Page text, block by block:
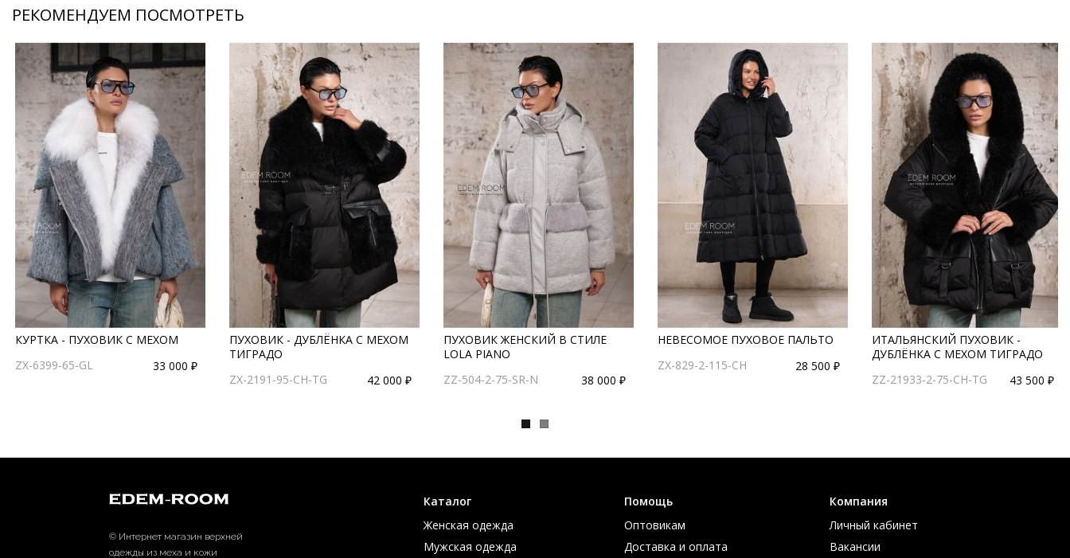
РЕКОМЕНДУЕМ ПОСМОТРЕТЬ
КУРТКА - ПУХОВИК С МЕХОМ
ZX-6399-65-GL
33 000 ₽
ПУХОВИК - ДУБЛЁНКА С МЕХОМ
ТИГРАДО
ZX-2191-95-CH-TG
42 000 ₽
ПУХОВИК ЖЕНСКИЙ В СТИЛЕ
LOLA PIANO
ZZ-504-2-75-SR-N
38 000 ₽
НЕВЕСОМОЕ ПУХОВОЕ ПАЛЬТО
ZX-829-2-115-CH
28 500 ₽
ИТАЛЬЯНСКИЙ ПУХОВИК -
ДУБЛЁНКА С МЕХОМ ТИГРАДО
ZZ-21933-2-75-CH-TG
43 500 ₽
© Интернет магазин верхней
одежды из меха и кожи
Каталог
Женская одежда
Мужская одежда
Помощь
Оптовикам
Доставка и оплата
Компания
Личный кабинет
Вакансии